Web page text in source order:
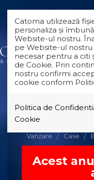
Catoma utilizează
personaliza și
Website-ul nostru.
pe Website-ul
necesar pentru a citi
de Cookie. Prin
nostru confirmi
cookie conform
Politica de
Cookie
Vanzare Case
Acest